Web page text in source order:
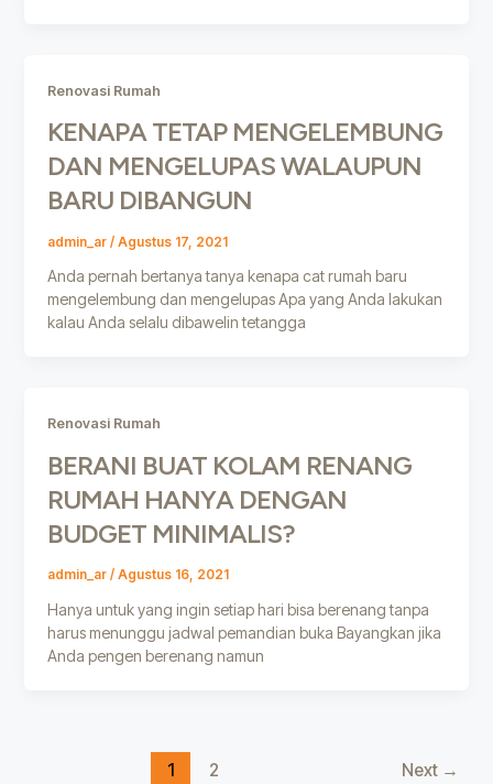
Renovasi Rumah
KENAPA TETAP MENGELEMBUNG
DAN MENGELUPAS WALAUPUN
BARU DIBANGUN
admin_ar / Agustus 17, 2021
Anda pernah bertanya tanya kenapa cat rumah baru
mengelembung dan mengelupas Apa yang Anda lakukan
kalau Anda selalu dibawelin tetangga
Renovasi Rumah
BERANI BUAT KOLAM RENANG
RUMAH HANYA DENGAN
BUDGET MINIMALIS?
admin_ar / Agustus 16, 2021
Hanya untuk yang ingin setiap hari bisa berenang tanpa
harus menunggu jadwal pemandian buka Bayangkan jika
Anda pengen berenang namun
1 2 Next →